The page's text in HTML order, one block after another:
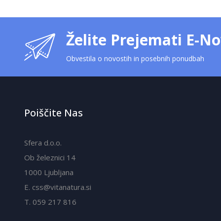
Želite Prejemati E-
Obvestila o novostih in posebnih ponudbah
Poiščite Nas
Sfera d.o.o.
Ob železnici 14
1000 Ljubljana
E. css@vitanatura.si
T. 059 217 816